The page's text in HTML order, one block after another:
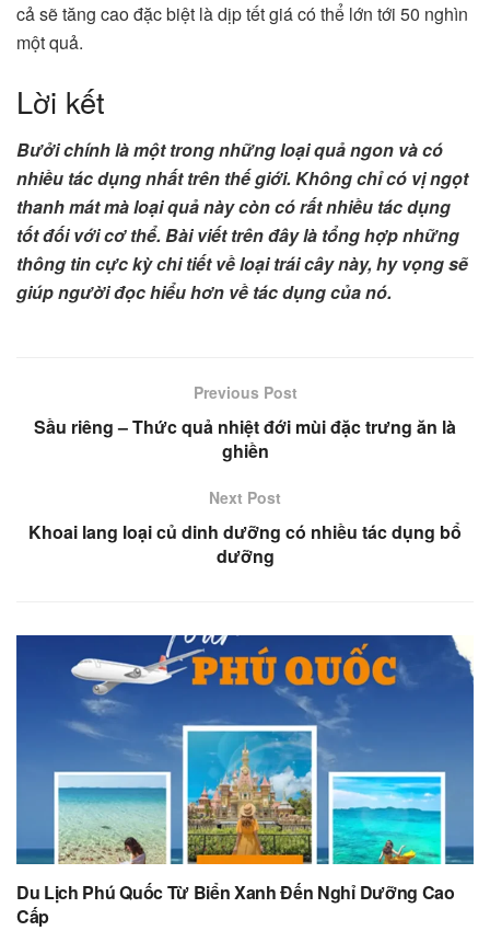
cả sẽ tăng cao đặc biệt là dịp tết giá có thể lớn tới 50 nghìn
một quả.
Lời kết
Bưởi chính là một trong những loại quả ngon và có
nhiều tác dụng nhất trên thế giới. Không chỉ có vị ngọt
thanh mát mà loại quả này còn có rất nhiều tác dụng
tốt đối với cơ thể. Bài viết trên đây là tổng hợp những
thông tin cực kỳ chi tiết về loại trái cây này, hy vọng sẽ
giúp người đọc hiểu hơn về tác dụng của nó.
Previous Post
Sầu riêng – Thức quả nhiệt đới mùi đặc trưng ăn là
ghiền
Next Post
Khoai lang loại củ dinh dưỡng có nhiều tác dụng bổ
dưỡng
Du Lịch Phú Quốc Từ Biển Xanh Đến Nghỉ Dưỡng Cao
Cấp